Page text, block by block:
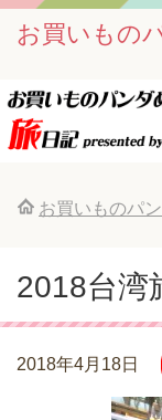
お買いもの
お買いものパ
2018台湾
2018年4月18日